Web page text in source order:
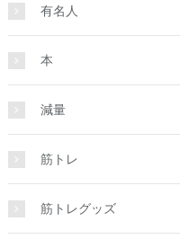
有名人
本
減量
筋トレ
筋トレグッズ